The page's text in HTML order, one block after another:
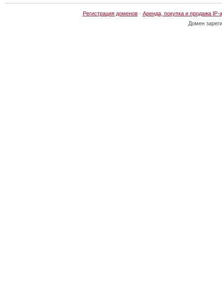
Регистрация доменов· Аренда, покупка и продажа IP-
Домен